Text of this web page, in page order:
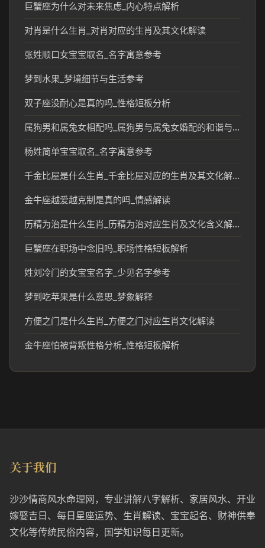
巨蟹座为什么对未来焦虑_内心特点解析
对肖是什么生肖_对肖对应的生肖及其文化解读
张姓顺口女宝宝取名_名字寓意参考
梦到水果_梦境细节与生活参考
双子座没耐心是真的吗_性格短板分析
属狗男和属兔女相配吗_属狗男与属兔女婚配的和谐与挑战分析
杨姓简单宝宝取名_名字寓意参考
千金比屋是什么生肖_千金比屋对应的生肖及其文化解读
金牛座越爱越克制是真的吗_情感解读
历精为治是什么生肖_历精为治对应生肖及文化含义解析
巨蟹座在职场中念旧吗_职场性格短板解析
姓刘冷门的女宝宝名字_少见名字参考
梦到吃苹果是什么意思_梦象解释
方便之门是什么生肖_方便之门对应生肖文化解读
金牛座怕被背叛性格分析_性格短板解析
关于我们
沙沙情商风水命理网，专业讲解八字解析、家居风水、开业
嫁娶吉日、每日星座运势、生肖解读、宝宝起名、财神供奉
文化等传统民俗内容，国学知识每日更新。